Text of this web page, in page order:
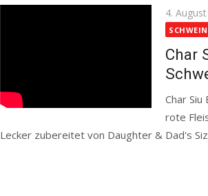
Posted
on
4.
SCHWEIN
Char
Char
rote
Lecker zubereitet von Daughter & Dad's